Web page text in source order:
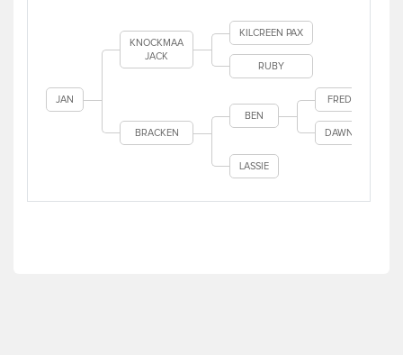
JAN
KNOCKMAA
JACK
KILCREEN PAX
RUBY
BRACKEN
BEN
FRED
DAWN
LASSIE